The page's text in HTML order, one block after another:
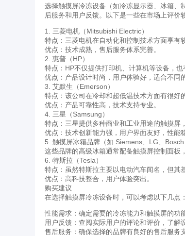
选择触摸屏冷冻设备（如冷冻显示器、冰箱、
后服务和用户反馈。以下是一些在市场上评价
1. 三菱电机（Mitsubishi Electric）
特点：三菱电机在自动化和控制技术方面享有
优点：技术成熟，售后服务体系完善。
2. 惠普（HP）
特点：HP不仅提供打印机、计算机等设备，
优点：产品设计时尚，用户体验好，适合不同
3. 艾默生（Emerson）
特点：该公司在冷却和超低温技术方面有很好
优点：产品可靠性高，技术支持专业。
4. 三星（Samsung）
特点：三星提供多种商业和工业用途的触摸屏
优点：技术创新能力强，用户界面友好，性能
5. 触摸屏冰箱品牌（如 Siemens、LG、Bosch
这些品牌的高级冰箱通常配备触摸屏控制面板
6. 特斯拉（Tesla）
特点：虽然特斯拉主要以电动汽车闻名，但其
优点：高科技整合，用户体验突出。
购买建议
在选择触摸屏冷冻设备时，可以考虑以下几点：
性能需求：确定需要的冷冻能力和触摸屏的功
用户反馈：查阅实际用户的评论和评价，了解
售后服务：确保选择的品牌有良好的售后服务